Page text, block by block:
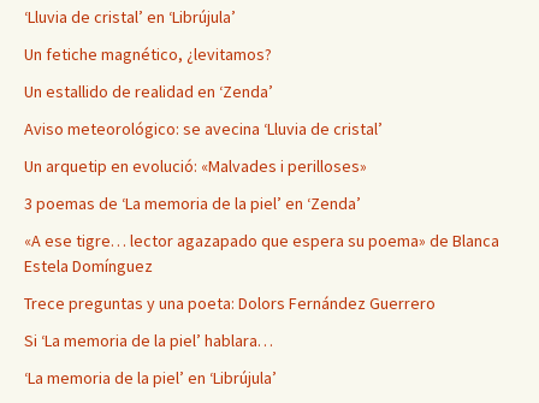
‘Lluvia de cristal’ en ‘Librújula’
Un fetiche magnético, ¿levitamos?
Un estallido de realidad en ‘Zenda’
Aviso meteorológico: se avecina ‘Lluvia de cristal’
Un arquetip en evolució: «Malvades i perilloses»
3 poemas de ‘La memoria de la piel’ en ‘Zenda’
«A ese tigre… lector agazapado que espera su poema» de Blanca
Estela Domínguez
Trece preguntas y una poeta: Dolors Fernández Guerrero
Si ‘La memoria de la piel’ hablara…
‘La memoria de la piel’ en ‘Librújula’